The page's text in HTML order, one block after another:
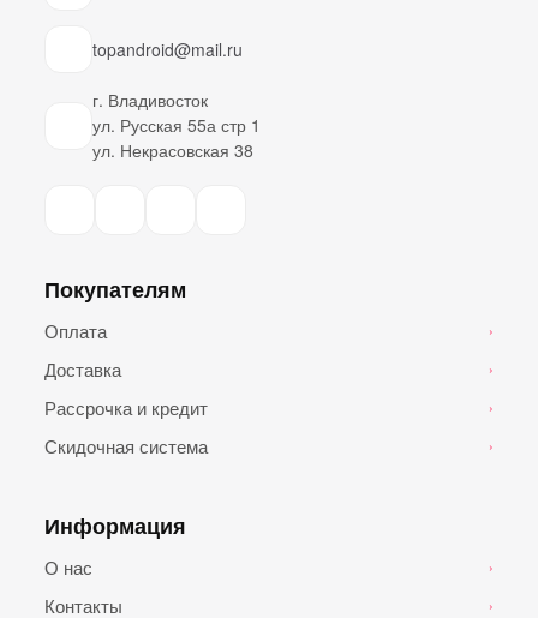
topandroid@mail.ru
г. Владивосток
ул. Русская 55а стр 1
ул. Некрасовская 38
Покупателям
Оплата ›
Доставка ›
Рассрочка и кредит ›
Скидочная система ›
Информация
О нас ›
Контакты ›